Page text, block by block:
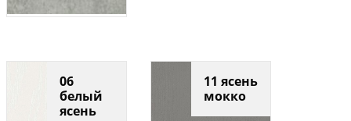
06
белый
ясень
11 ясень
мокко